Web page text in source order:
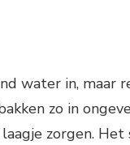
water in, maar
zo in
zorgen.